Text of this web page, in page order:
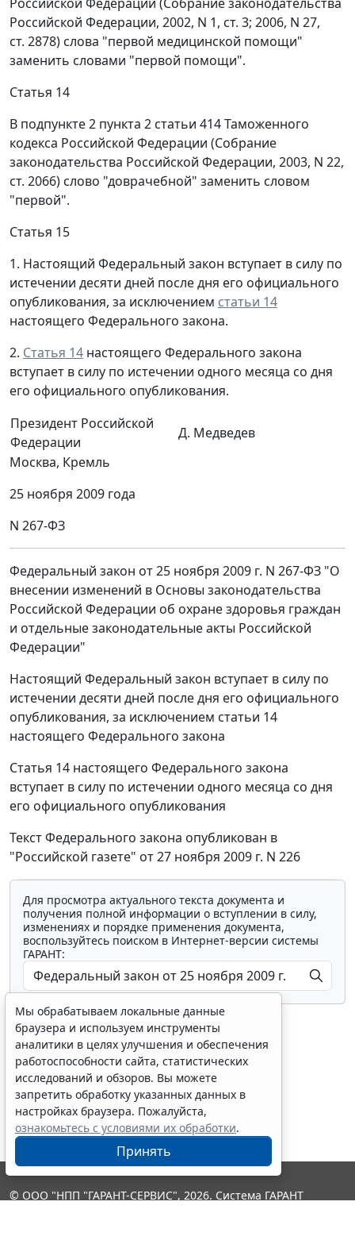
Российской Федерации (Собрание законодательства
Российской Федерации, 2002, N 1, ст. 3; 2006, N 27,
ст. 2878) слова "первой медицинской помощи"
заменить словами "первой помощи".
Статья 14
В подпункте 2 пункта 2 статьи 414 Таможенного
кодекса Российской Федерации (Собрание
законодательства Российской Федерации, 2003, N 22,
ст. 2066) слово "доврачебной" заменить словом
"первой".
Статья 15
1. Настоящий Федеральный закон вступает в силу по
истечении десяти дней после дня его официального
опубликования, за исключением статьи 14
настоящего Федерального закона.
2. Статья 14 настоящего Федерального закона
вступает в силу по истечении одного месяца со дня
его официального опубликования.
Президент Российской
Федерации
Д. Медведев
Москва, Кремль
25 ноября 2009 года
N 267-ФЗ
Федеральный закон от 25 ноября 2009 г. N 267-ФЗ "О
внесении изменений в Основы законодательства
Российской Федерации об охране здоровья граждан
и отдельные законодательные акты Российской
Федерации"
Настоящий Федеральный закон вступает в силу по
истечении десяти дней после дня его официального
опубликования, за исключением статьи 14
настоящего Федерального закона
Статья 14 настоящего Федерального закона
вступает в силу по истечении одного месяца со дня
его официального опубликования
Текст Федерального закона опубликован в
"Российской газете" от 27 ноября 2009 г. N 226
Для просмотра актуального текста документа и
получения полной информации о вступлении в силу,
изменениях и порядке применения документа,
воспользуйтесь поиском в Интернет-версии системы
ГАРАНТ:
Показать все материалы
Мы обрабатываем локальные данные
браузера и используем инструменты
аналитики в целях улучшения и обеспечения
работоспособности сайта, статистических
исследований и обзоров. Вы можете
запретить обработку указанных данных в
настройках браузера. Пожалуйста,
ознакомьтесь с условиями их обработки.
Принять
© ООО "НПП "ГАРАНТ-СЕРВИС", 2026. Система ГАРАНТ